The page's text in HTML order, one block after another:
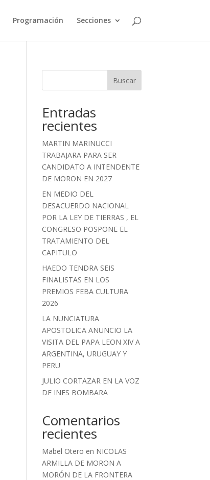
Programación Secciones
Buscar
Entradas
recientes
MARTIN MARINUCCI
TRABAJARA PARA SER
CANDIDATO A INTENDENTE
DE MORON EN 2027
EN MEDIO DEL
DESACUERDO NACIONAL
POR LA LEY DE TIERRAS , EL
CONGRESO POSPONE EL
TRATAMIENTO DEL
CAPITULO
HAEDO TENDRA SEIS
FINALISTAS EN LOS
PREMIOS FEBA CULTURA
2026
LA NUNCIATURA
APOSTOLICA ANUNCIO LA
VISITA DEL PAPA LEON XIV A
ARGENTINA, URUGUAY Y
PERU
JULIO CORTAZAR EN LA VOZ
DE INES BOMBARA
Comentarios
recientes
Mabel Otero en NICOLAS
ARMILLA DE MORON A
MORÓN DE LA FRONTERA